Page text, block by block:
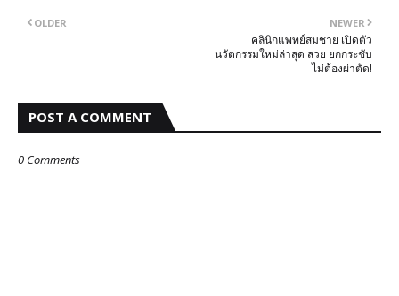
NEWER
คลินิกแพทย์สมชาย เปิดตัว
นวัตกรรมใหม่ล่าสุด สวย ยกกระชับ
ไม่ต้องผ่าตัด!
OLDER
POST A COMMENT
0 Comments